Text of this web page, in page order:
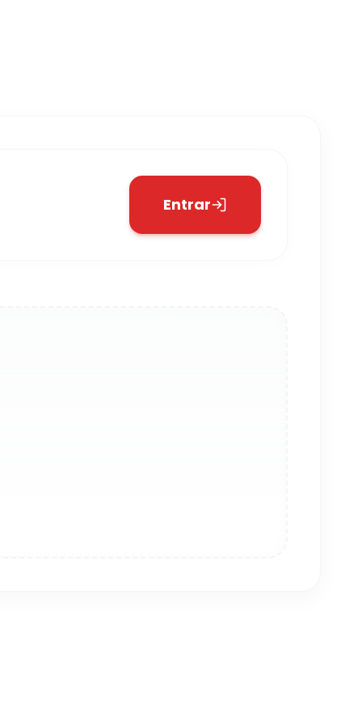
Entrar